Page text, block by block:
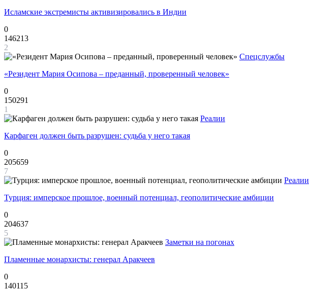
Исламские экстремисты активизировались в Индии
0
146213
2
Спецслужбы
«Резидент Мария Осипова – преданный, проверенный человек»
0
150291
1
Реалии
Карфаген должен быть разрушен: судьба у него такая
0
205659
7
Реалии
Турция: имперское прошлое, военный потенциал, геополитические амбиции
0
204637
5
Заметки на погонах
Пламенные монархисты: генерал Аракчеев
0
140115